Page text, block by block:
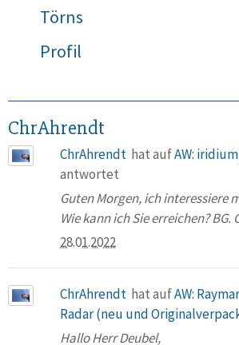
Törns
Profil
ChrAhrendt
ChrAhrendt hat aufAW:
antwortet
Guten Morgen, ich interessiere
Wie kann ich Sie erreichen?
28.01.2022
ChrAhrendt hat aufAW:
Radar (neu und
Hallo Herr Deubel,